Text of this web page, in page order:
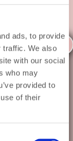
ads, to provide
traffic. We also
with our social
who may
provided to
of their
☀️
ben ik op
cadeau